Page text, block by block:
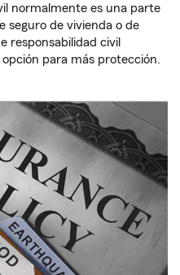
normalmente es una parte
seguro de vivienda o de
responsabilidad civil
para más protección.